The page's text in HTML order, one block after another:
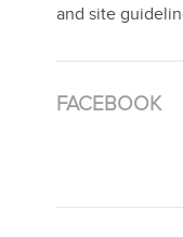
and site
FACEBOOK